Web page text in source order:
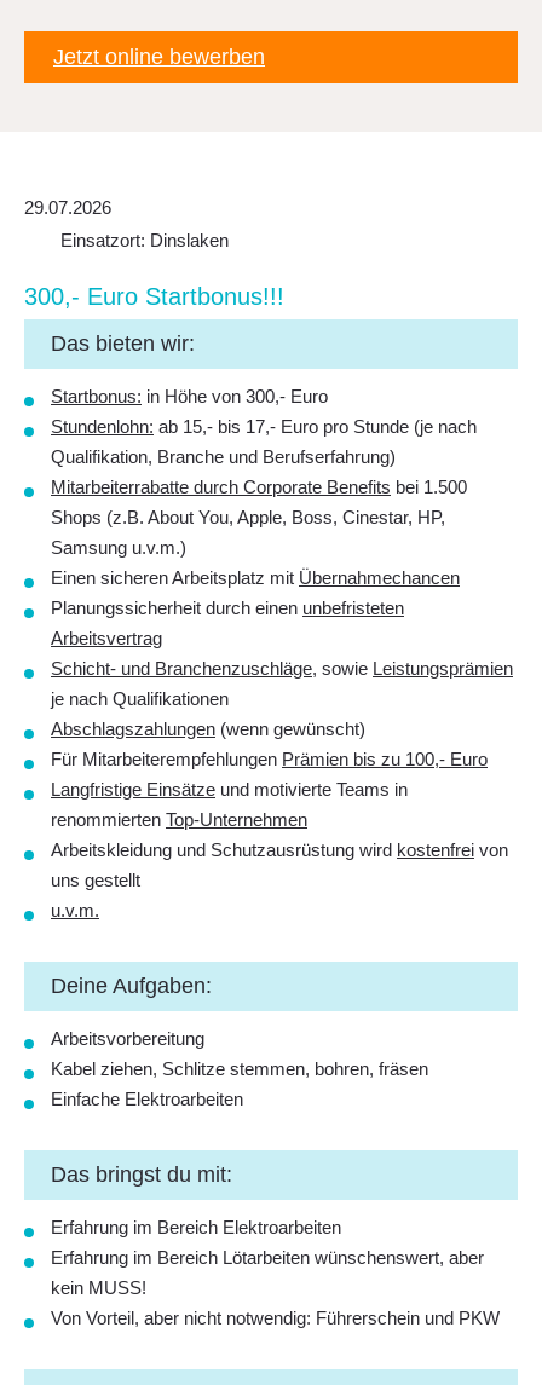
Jetzt online bewerben
29.07.2026
Einsatzort: Dinslaken
300,- Euro Start­bo­nus!!!
Das bieten wir:
Startbonus: in Höhe von 300,- Euro
Stundenlohn: ab 15,- bis 17,- Euro pro Stunde (je nach
Qualifikation, Branche und Berufserfahrung)
Mitarbeiterrabatte durch Corporate Benefits bei 1.500
Shops (z.B. About You, Apple, Boss, Cinestar, HP,
Samsung u.v.m.)
Einen sicheren Arbeitsplatz mit Übernahmechancen
Planungssicherheit durch einen unbefristeten
Arbeitsvertrag
Schicht- und Branchenzuschläge, sowie Leistungsprämien
je nach Qualifikationen
Abschlagszahlungen (wenn gewünscht)
Für Mitarbeiterempfehlungen Prämien bis zu 100,- Euro
Langfristige Einsätze und motivierte Teams in
renommierten Top-Unternehmen
Arbeitskleidung und Schutzausrüstung wird kostenfrei von
uns gestellt
u.v.m.
Deine Aufgaben:
Arbeitsvorbereitung
Kabel ziehen, Schlitze stemmen, bohren, fräsen
Einfache Elektroarbeiten
Das bringst du mit:
Erfahrung im Bereich Elektroarbeiten
Erfahrung im Bereich Lötarbeiten wünschenswert, aber
kein MUSS!
Von Vorteil, aber nicht notwendig: Führerschein und PKW